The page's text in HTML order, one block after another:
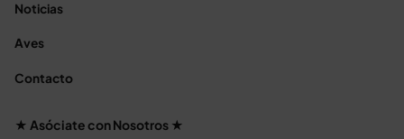
Noticias
Aves
Contacto
★ Asóciate con Nosotros ★